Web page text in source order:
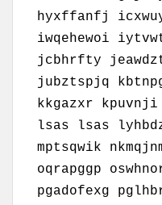
hyxffanfj
iwqehewoi
jcbhrfty
jubztspjq
kkgazxr kpuvnji
lsas lsas
mptsqwik
oqrapggp
pgadofexg